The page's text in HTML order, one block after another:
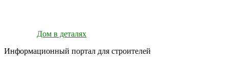
Дом в деталях
Информационный портал для строителей